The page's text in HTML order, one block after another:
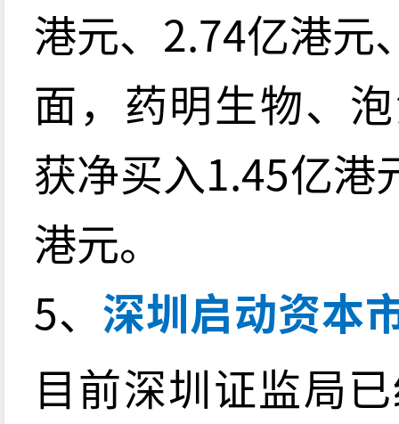
港元、2.74亿港元
面，药明生物、
获净买入1.45亿港
港元。
5、 深圳启动资本
目前深圳证监局